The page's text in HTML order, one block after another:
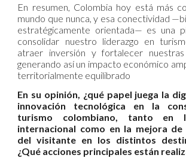
En resumen, Colombia hoy está más
mundo que nunca, y esa conectividad
estratégicamente orientada— es una
consolidar nuestro liderazgo en
atraer inversión y fortalecer nuestras
generando así un impacto económico
territorialmente equilibrado
En su opinión, ¿qué papel juega la
innovación tecnológica en la
turismo colombiano, tanto en
internacional como en la mejora de
del visitante en los distintos
¿Qué acciones principales están